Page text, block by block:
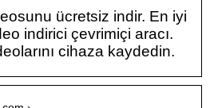
ücretsiz indir. En iyi
indirici çevrimiçi aracı.
cihaza kaydedin.